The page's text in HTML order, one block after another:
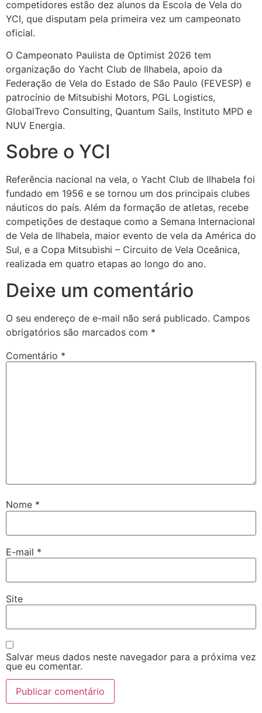
competidores estão dez alunos da Escola de Vela do
YCI, que disputam pela primeira vez um campeonato
oficial.
O Campeonato Paulista de Optimist 2026 tem
organização do Yacht Club de Ilhabela, apoio da
Federação de Vela do Estado de São Paulo (FEVESP) e
patrocínio de Mitsubishi Motors, PGL Logistics,
GlobalTrevo Consulting, Quantum Sails, Instituto MPD e
NUV Energia.
Sobre o YCI
Referência nacional na vela, o Yacht Club de Ilhabela foi
fundado em 1956 e se tornou um dos principais clubes
náuticos do país. Além da formação de atletas, recebe
competições de destaque como a Semana Internacional
de Vela de Ilhabela, maior evento de vela da América do
Sul, e a Copa Mitsubishi – Circuito de Vela Oceânica,
realizada em quatro etapas ao longo do ano.
Deixe um comentário
O seu endereço de e-mail não será publicado. Campos
obrigatórios são marcados com *
Comentário *
Nome *
E-mail *
Site
Salvar meus dados neste navegador para a próxima vez
que eu comentar.